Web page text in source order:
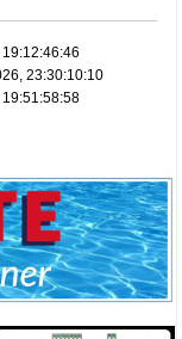
23:30:10:10